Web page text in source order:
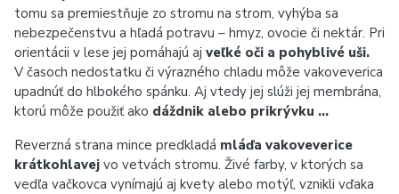
tomu sa premiestňuje zo stromu na strom, vyhýba sa
nebezpečenstvu a hľadá potravu – hmyz, ovocie či nektár. Pri
orientácii v lese jej pomáhajú aj veľké oči a pohyblivé uši.
V časoch nedostatku či výrazného chladu môže vakoveverica
upadnúť do hlbokého spánku. Aj vtedy jej slúži jej membrána,
ktorú môže použiť ako dáždnik alebo prikrývku …
Reverzná strana mince predkladá mláďa vakoveverice
krátkohlavej vo vetvách stromu. Živé farby, v ktorých sa
vedľa vačkovca vynímajú aj kvety alebo motýľ, vznikli vďaka